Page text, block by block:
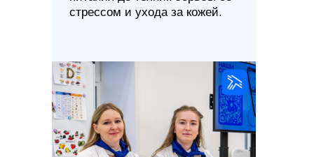
стрессом и ухода за кожей.